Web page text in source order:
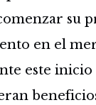
su
en el
este